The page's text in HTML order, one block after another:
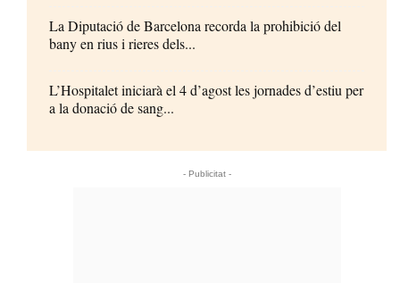
La Diputació de Barcelona recorda la prohibició del
bany en rius i rieres dels...
L’Hospitalet iniciarà el 4 d’agost les jornades d’estiu per
a la donació de sang...
- Publicitat -